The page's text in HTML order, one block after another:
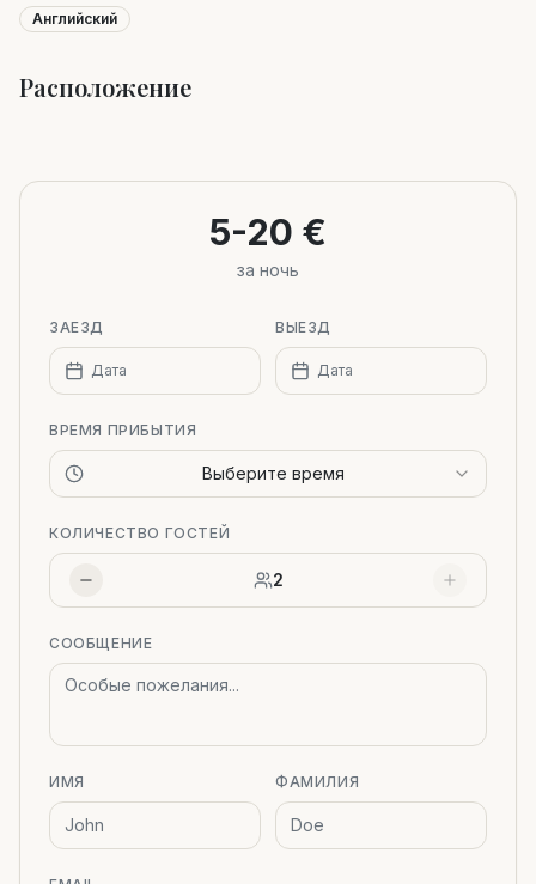
Английский
Расположение
−
5-20 €
за ночь
ЗАЕЗД
Дата
ВЫЕЗД
Дата
ВРЕМЯ ПРИБЫТИЯ
Выберите время
КОЛИЧЕСТВО ГОСТЕЙ
2
СООБЩЕНИЕ
ИМЯ ФАМИЛИЯ